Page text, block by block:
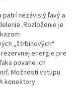
nezávislý ľavý a
Rozloženie je
„štrbinových“
energie pre
povahe ich
Možnosti vstupu
konektory.